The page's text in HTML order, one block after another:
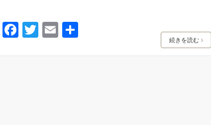
F
c
T
itt
E
ai
共
続きを読む